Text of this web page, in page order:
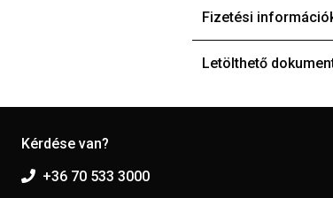
Fizetési
Letölthető
Kérdése van?
+36 70 533 3000